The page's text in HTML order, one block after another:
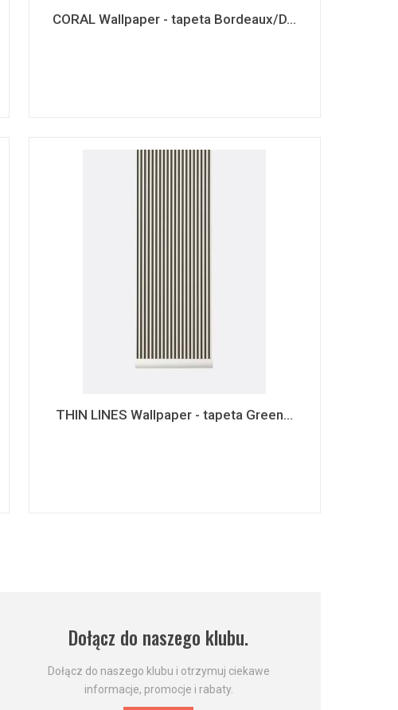
CORAL Wallpaper - tapeta Bordeaux/D...
THIN LINES Wallpaper - tapeta Green...
Dołącz do naszego klubu.
Dołącz do naszego klubu i otrzymuj ciekawe
informacje, promocje i rabaty.